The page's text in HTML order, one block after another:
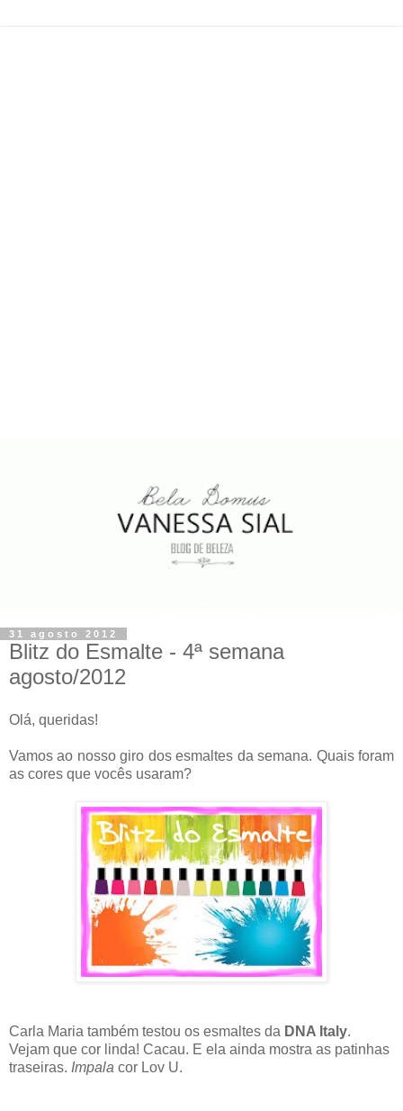
31 agosto 2012
Blitz do Esmalte - 4ª semana
agosto/2012
Olá, queridas!
Vamos ao nosso giro dos esmaltes da semana. Quais foram
as cores que vocês usaram?
Carla Maria também testou os esmaltes da DNA Italy.
Vejam que cor linda! Cacau. E ela ainda mostra as patinhas
traseiras. Impala cor Lov U.